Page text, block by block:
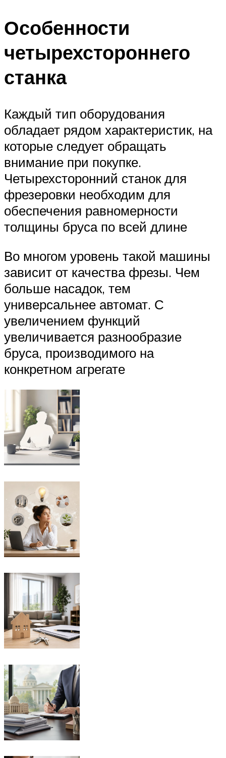
Особенности
четырехстороннего
станка
Каждый тип оборудования
обладает рядом характеристик, на
которые следует обращать
внимание при покупке.
Четырехсторонний станок для
фрезеровки необходим для
обеспечения равномерности
толщины бруса по всей длине
Во многом уровень такой машины
зависит от качества фрезы. Чем
больше насадок, тем
универсальнее автомат. С
увеличением функций
увеличивается разнообразие
бруса, производимого на
конкретном агрегате